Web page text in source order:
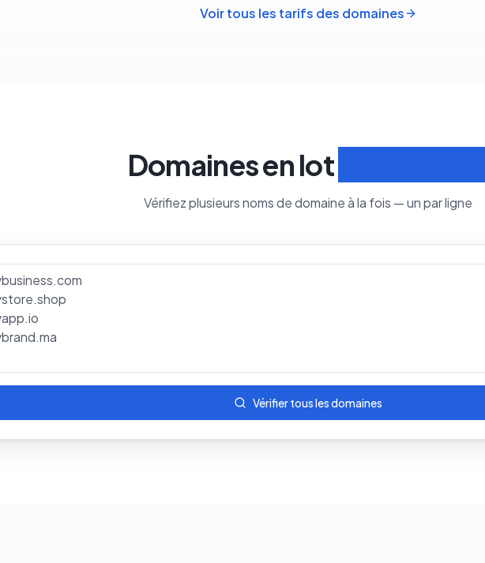
Voir tous les tarifs des domaines
Domaines en lot
Vérifiez plusieurs noms de domaine à la fois — un par ligne
Vérifier tous les domaines